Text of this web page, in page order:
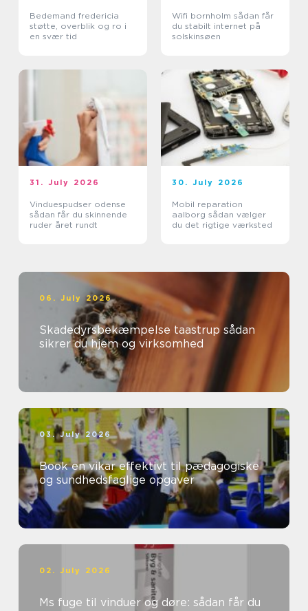
Bedemand fredericia
støtte, overblik og ro i
en svær tid
Wifi bornholm sådan får
du stabilt internet på
solskinsøen
31. July 2026
Vinduespudser odense
sådan får du skinnende
ruder året rundt
30. July 2026
Mobil reparation
aalborg sådan vælger
du det rigtige værksted
06. July 2026
Skadedyrsbekæmpelse taastrup sådan
sikrer du hjem og virksomhed
03. July 2026
Book en vikar effektivt til pædagogiske
og sundhedsfaglige opgaver
02. July 2026
Ms fuge til vinduer og døre: sådan får du